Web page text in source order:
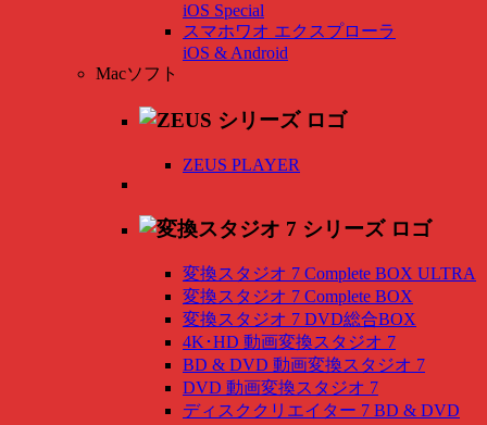
iOS Special
スマホワオ エクスプローラ
iOS & Android
Macソフト
ZEUS PLAYER
変換スタジオ 7 Complete BOX ULTRA
変換スタジオ 7 Complete BOX
変換スタジオ 7 DVD総合BOX
4K･HD 動画変換スタジオ 7
BD & DVD 動画変換スタジオ 7
DVD 動画変換スタジオ 7
ディスククリエイター 7 BD & DVD